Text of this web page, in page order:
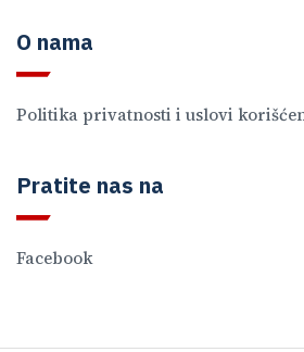
O nama
Politika privatnosti i uslovi
Pratite nas na
Facebook